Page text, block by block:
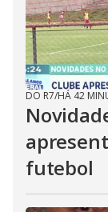
DO R7/HÁ 42
futebol